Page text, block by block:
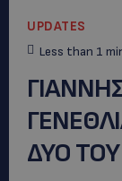
UPDATES
Less than 1
ΔΥΟ ΤΟΥ